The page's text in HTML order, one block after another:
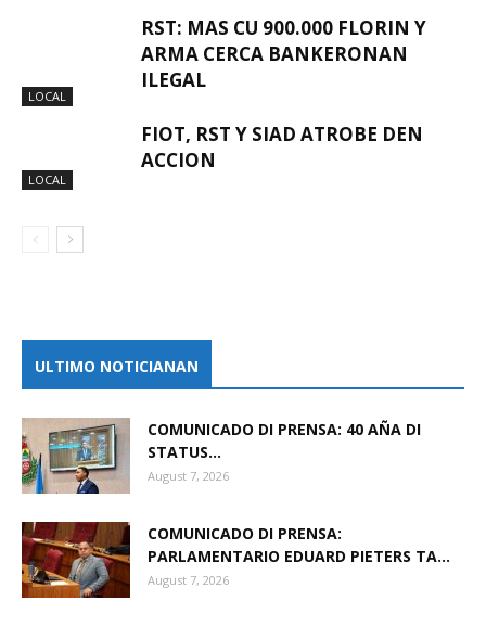
LOCAL
RST: MAS CU 900.000 FLORIN Y
ARMA CERCA BANKERONAN
ILEGAL
LOCAL
FIOT, RST Y SIAD ATROBE DEN
ACCION
ULTIMO NOTICIANAN
COMUNICADO DI PRENSA: 40 AÑA DI
STATUS...
August 7, 2026
COMUNICADO DI PRENSA:
PARLAMENTARIO EDUARD PIETERS TA...
August 7, 2026